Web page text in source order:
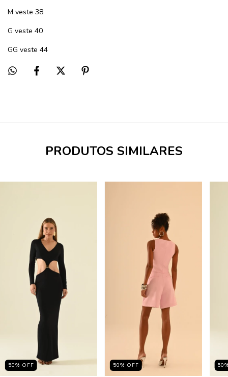
M veste 38
G veste 40
GG veste 44
PRODUTOS SIMILARES
50% OFF 50% OFF 50